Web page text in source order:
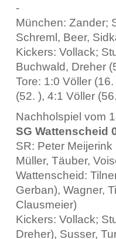
-
München: Zander;
Schreml, Beer,
Kickers: Vollack;
Buchwald, Dreher
Tore: 1:0 Völler
(52. ), 4:1 Völler
Nachholspiel vom
SG Wattenscheid
SR: Peter
Müller, Täuber,
Wattenscheid:
Gerban), Wagner,
Clausmeier)
Kickers: Vollack;
Dreher), Susser,